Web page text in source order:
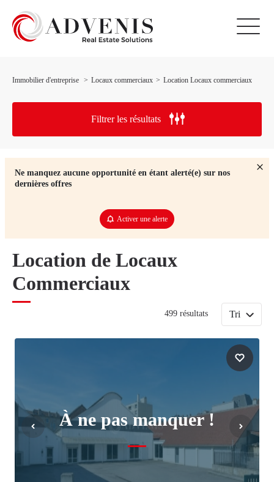
Immobilier d'entreprise Locaux commerciaux Location Locaux commerciaux
Filtrer les résultats
Ne manquez aucune opportunité en étant alerté(e) sur nos
dernières offres
Activer une alerte
Location de Locaux
Commerciaux
499 résultats Tri
À ne pas manquer !